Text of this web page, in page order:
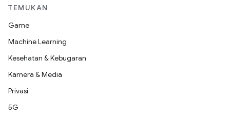
TEMUKAN
Game
Machine Learning
Kesehatan & Kebugaran
Kamera & Media
Privasi
5G